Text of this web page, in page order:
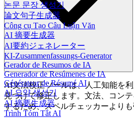
논문 문장 생성기
論文句子生成器
Công cụ Tạo Câu Luận Văn
AI 摘要生成器
AI要約ジェネレーター
KI-Zusammenfassungs-Generator
Gerador de Resumos de IA
Generador de Resúmenes de IA
Générateur de Résumé AI
AI 요약 생성기
AI 摘要生成器
Trình Tóm Tắt AI
AI文法校正ツールは、人工知能を
見つけて修正します。文法、コン
するため、スペルチェッカーよりも